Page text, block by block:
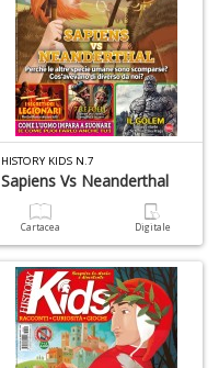
HISTORY KIDS N.7
Sapiens Vs Neanderthal
Cartacea Digitale